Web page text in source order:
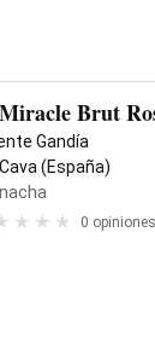
Brut
Gandía
(España)
0 opiniones